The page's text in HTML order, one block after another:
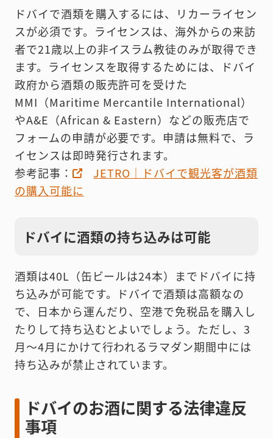
ドバイで酒類を購入するには、リカーライセン
スが必須です。ライセンスは、海外からの来訪
者で21歳以上の非イスラム教徒のみが取得でき
ます。ライセンスを取得するためには、ドバイ
政府から酒類の販売許可を受けた
MMI（Maritime Mercantile International）
やA&E（African & Eastern）などの販売店で
フォームの申請が必要です。申請は無料で、ラ
イセンスは即時発行されます。
参考記事：
JETRO｜ドバイで観光客が酒類
の購入可能に
ドバイに酒類の持ち込みは可能
酒類は40L（缶ビールは24本）までドバイに持
ち込みが可能です。ドバイで酒類は高額なの
で、日本から運んだり、空港で免税品を購入し
たりして持ち込むとよいでしょう。ただし、3
月〜4月にかけて行われるラマダン期間中には
持ち込みが禁止されています。
ドバイのお酒に関する法律違反
事項